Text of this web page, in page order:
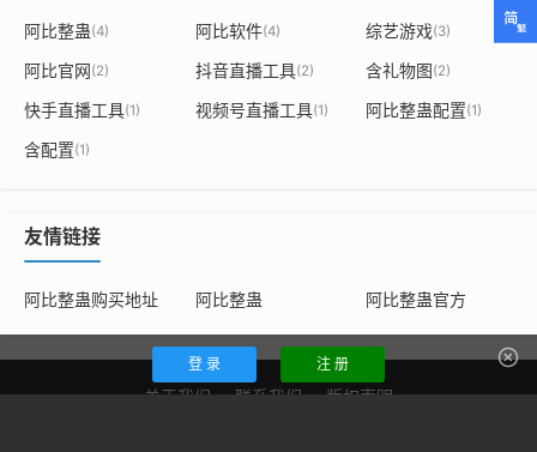
阿比整蛊(4) 阿比软件(4) 综艺游戏(3)
阿比官网(2) 抖音直播工具(2) 含礼物图(2)
快手直播工具(1) 视频号直播工具(1) 阿比整蛊配置(1)
含配置(1)
友情链接
阿比整蛊购买地址 阿比整蛊 阿比整蛊官方
关于我们 联系我们 版权声明
登 录 注 册